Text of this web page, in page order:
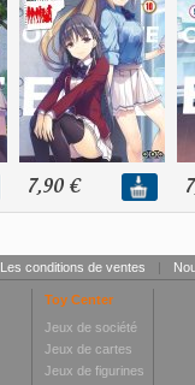
7,90 €
Les conditions de ventes |
Toy Center
Jeux de société
Jeux de cartes
Jeux de figurines